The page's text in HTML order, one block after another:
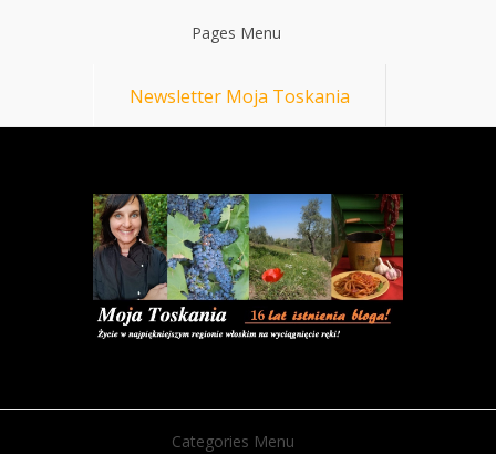
Pages Menu
Newsletter Moja Toskania
Categories Menu